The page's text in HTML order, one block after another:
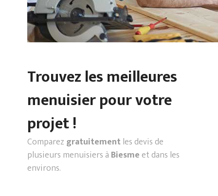
Trouvez les meilleures
menuisier pour votre
projet !
Comparez gratuitementles devis de
plusieurs menuisiers à Biesmeet dans les
environs.